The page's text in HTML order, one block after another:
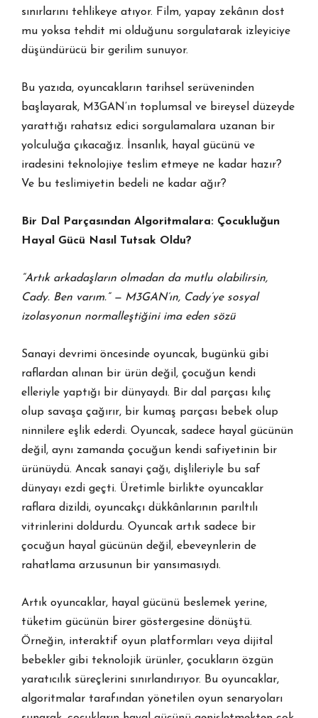
sınırlarını tehlikeye atıyor. Film, yapay zekânın dost
mu yoksa tehdit mi olduğunu sorgulatarak izleyiciye
düşündürücü bir gerilim sunuyor.
Bu yazıda, oyuncakların tarihsel serüveninden
başlayarak, M3GAN’ın toplumsal ve bireysel düzeyde
yarattığı rahatsız edici sorgulamalara uzanan bir
yolculuğa çıkacağız. İnsanlık, hayal gücünü ve
iradesini teknolojiye teslim etmeye ne kadar hazır?
Ve bu teslimiyetin bedeli ne kadar ağır?
Bir Dal Parçasından Algoritmalara: Çocukluğun
Hayal Gücü Nasıl Tutsak Oldu?
“Artık arkadaşların olmadan da mutlu olabilirsin,
Cady. Ben varım.” — M3GAN’ın, Cady’ye sosyal
izolasyonun normalleştiğini ima eden sözü
Sanayi devrimi öncesinde oyuncak, bugünkü gibi
raflardan alınan bir ürün değil, çocuğun kendi
elleriyle yaptığı bir dünyaydı. Bir dal parçası kılıç
olup savaşa çağırır, bir kumaş parçası bebek olup
ninnilere eşlik ederdi. Oyuncak, sadece hayal gücünün
değil, aynı zamanda çocuğun kendi safiyetinin bir
ürünüydü. Ancak sanayi çağı, dişlileriyle bu saf
dünyayı ezdi geçti. Üretimle birlikte oyuncaklar
raflara dizildi, oyuncakçı dükkânlarının parıltılı
vitrinlerini doldurdu. Oyuncak artık sadece bir
çocuğun hayal gücünün değil, ebeveynlerin de
rahatlama arzusunun bir yansımasıydı.
Artık oyuncaklar, hayal gücünü beslemek yerine,
tüketim gücünün birer göstergesine dönüştü.
Örneğin, interaktif oyun platformları veya dijital
bebekler gibi teknolojik ürünler, çocukların özgün
yaratıcılık süreçlerini sınırlandırıyor. Bu oyuncaklar,
algoritmalar tarafından yönetilen oyun senaryoları